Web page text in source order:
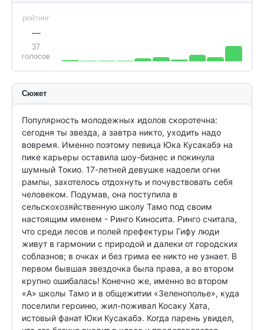
рейтинг
---
37
голосов
Сюжет
Популярность молодежных идолов скоротечна:
сегодня ты звезда, а завтра никто, уходить надо
вовремя. Именно поэтому певица Юка Кусакабэ на
пике карьеры оставила шоу-бизнес и покинула
шумный Токио. 17-летней девушке надоели огни
рампы, захотелось отдохнуть и почувствовать себя
человеком. Подумав, она поступила в
сельскохозяйственную школу Тамо под своим
настоящим именем - Ринго Киносита. Ринго считала,
что среди лесов и полей префектуры Гифу люди
живут в гармонии с природой и далеки от городских
соблазнов; в очках и без грима ее никто не узнает. В
первом бывшая звездочка была права, а во втором
крупно ошибалась! Конечно же, именно во втором
«А» школы Тамо и в общежитии «Зеленополье», куда
поселили героиню, жил-поживал Косаку Хата,
истовый фанат Юки Кусакабэ. Когда парень увидел,